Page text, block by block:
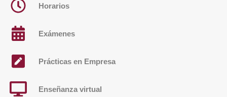
Horarios
Exámenes
Prácticas en Empresa
Enseñanza virtual